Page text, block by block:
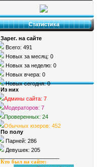
Статистика
Зарег. на сайте
Всего: 491
Новых за месяц: 0
Новых за неделю: 0
Новых вчера: 0
Новых сегодня: 0
Из них
Админы сайта: 7
Модераторов: 7
Проверенных: 24
Обычных юзеров: 452
По полу
Парней: 286
Девушек: 205
Кто был на сайте: